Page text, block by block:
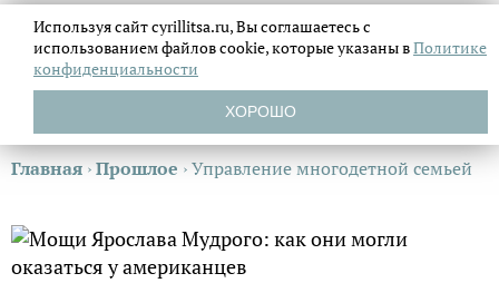
Главная ›Прошлое ›Управление многодетной семьей
Используя сайт cyrillitsa.ru, Вы соглашаетесь с
использованием файловcookie, которые указаны вПолитике
конфиденциальности
ХОРОШО